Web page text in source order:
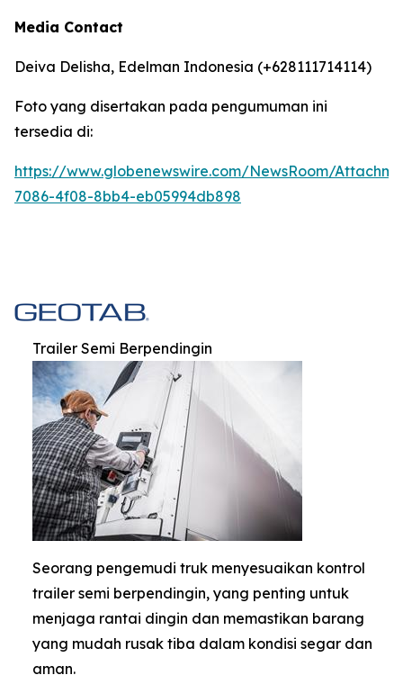
Media Contact
Deiva Delisha, Edelman Indonesia (+628111714114)
Foto yang disertakan pada pengumuman ini
tersedia di:
https://www.globenewswire.com/NewsRoom/
7086-4f08-8bb4-eb05994db898
Trailer Semi Berpendingin
Seorang pengemudi truk menyesuaikan kontrol
trailer semi berpendingin, yang penting untuk
menjaga rantai dingin dan memastikan barang
yang mudah rusak tiba dalam kondisi segar dan
aman.